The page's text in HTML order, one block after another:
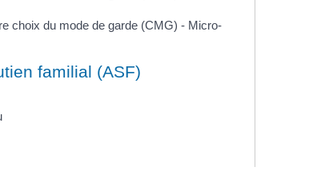
choix du mode de garde (CMG) - Micro-
familial (ASF)